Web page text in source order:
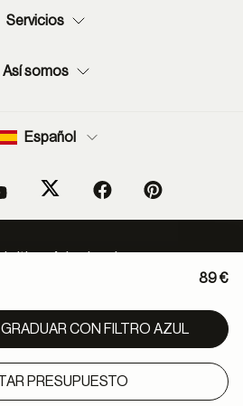
89 €
CON FILTRO AZUL
PRESUPUESTO
Servicios
Así somos
Español
Normas de uso de RSS
Canal denuncias